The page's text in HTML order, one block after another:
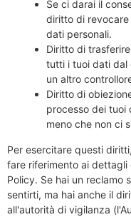
Se ci darai il
diritto di revocare
dati personali.
Diritto di
tutti i tuoi dati dal
un altro
Diritto di
processo dei tuoi
meno che non ci
Per esercitare questi
fare riferimento ai
Policy. Se hai un reclamo
sentirti, ma hai anche il
all'autorità di vigilanza